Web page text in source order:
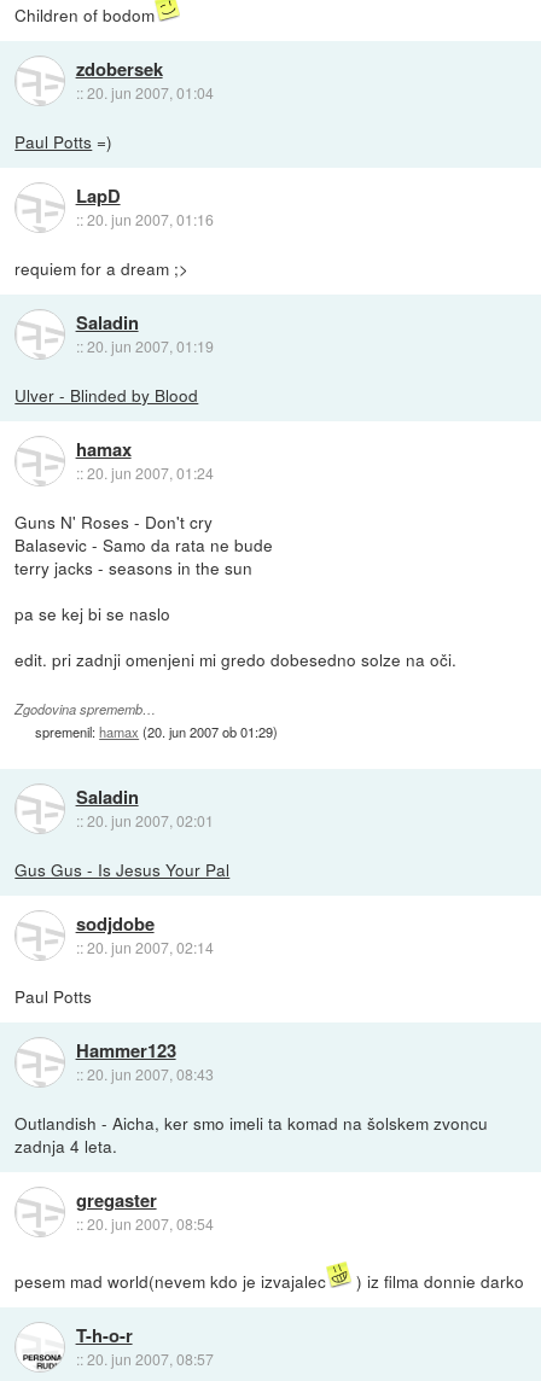
Children of bodom
zdobersek
::20. jun 2007, 01:04
Paul Potts =)
LapD
::20. jun 2007, 01:16
requiem for a dream ;>
Saladin
::20. jun 2007, 01:19
Ulver - Blinded by Blood
hamax
::20. jun 2007, 01:24
Guns N' Roses - Don't cry
Balasevic - Samo da rata ne bude
terry jacks - seasons in the sun
pa se kej bi se naslo
edit. pri zadnji omenjeni mi gredo dobesedno solze na oči.
Zgodovina sprememb…
spremenil:hamax (20. jun 2007 ob 01:29)
Saladin
::20. jun 2007, 02:01
Gus Gus - Is Jesus Your Pal
sodjdobe
::20. jun 2007, 02:14
Paul Potts
Hammer123
::20. jun 2007, 08:43
Outlandish - Aicha, ker smo imeli ta komad na šolskem zvoncu
zadnja 4 leta.
gregaster
::20. jun 2007, 08:54
pesem mad world(nevem kdo je izvajalec ) iz filma donnie darko
T-h-o-r
::20. jun 2007, 08:57